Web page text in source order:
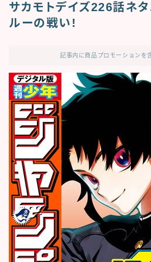
サカモトデイズ226話ネ
ルーの戦い!
記事内に商品プロモーションを